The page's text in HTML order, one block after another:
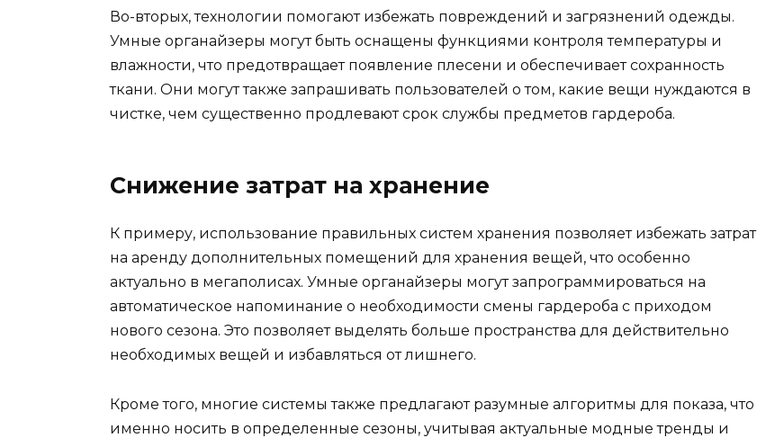
Во-вторых, технологии помогают избежать повреждений и загрязнений одежды.
Умные органайзеры могут быть оснащены функциями контроля температуры и
влажности, что предотвращает появление плесени и обеспечивает сохранность
ткани. Они могут также запрашивать пользователей о том, какие вещи нуждаются в
чистке, чем существенно продлевают срок службы предметов гардероба.
Снижение затрат на хранение
К примеру, использование правильных систем хранения позволяет избежать затрат
на аренду дополнительных помещений для хранения вещей, что особенно
актуально в мегаполисах. Умные органайзеры могут запрограммироваться на
автоматическое напоминание о необходимости смены гардероба с приходом
нового сезона. Это позволяет выделять больше пространства для действительно
необходимых вещей и избавляться от лишнего.
Кроме того, многие системы также предлагают разумные алгоритмы для показа, что
именно носить в определенные сезоны, учитывая актуальные модные тренды и